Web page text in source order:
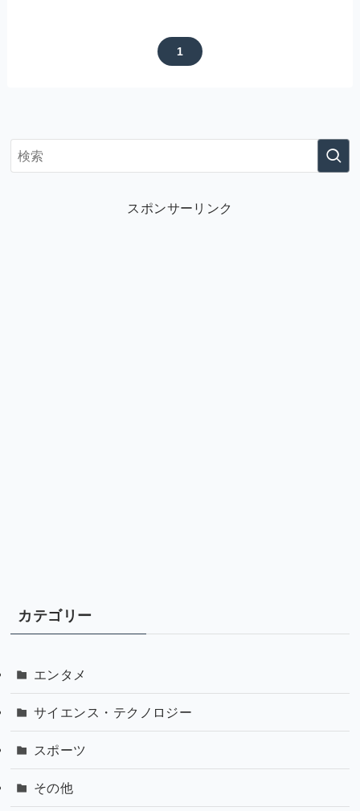
1
スポンサーリンク
カテゴリー
エンタメ
サイエンス・テクノロジー
スポーツ
その他